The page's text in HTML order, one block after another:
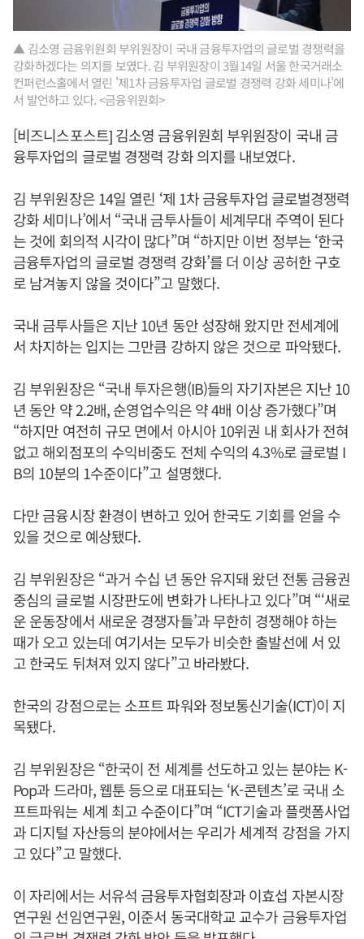
▲ 김소영 금융위원회 부위원장이 국내 금융투자업의 글로벌 경쟁력을
강화하겠다는 의지를 보였다. 김 부위원장이 3월14일 서울 한국거래소
컨퍼런스홀에서 열린 '제1차 금융투자업 글로벌 경쟁력 강화 세미나'에
서 발언하고 있다. <금융위원회>
[비즈니스포스트] 김소영 금융위원회 부위원장이 국내 금
융투자업의 글로벌 경쟁력 강화 의지를 내보였다.
김 부위원장은 14일 열린 ‘제 1차 금융투자업 글로벌경쟁력
강화 세미나’에서 “국내 금투사들이 세계무대 주역이 된다
는 것에 회의적 시각이 많다”며 “하지만 이번 정부는 ‘한국
금융투자업의 글로벌 경쟁력 강화’를 더 이상 공허한 구호
로 남겨놓지 않을 것이다”고 말했다.
국내 금투사들은 지난 10년 동안 성장해 왔지만 전세계에
서 차지하는 입지는 그만큼 강하지 않은 것으로 파악됐다.
김 부위원장은 “국내 투자은행(IB)들의 자기자본은 지난 10
년 동안 약 2.2배, 순영업수익은 약 4배 이상 증가했다”며
“하지만 여전히 규모 면에서 아시아 10위권 내 회사가 전혀
없고 해외점포의 수익비중도 전체 수익의 4.3%로 글로벌 I
B의 10분의 1수준이다”고 설명했다.
다만 금융시장 환경이 변하고 있어 한국도 기회를 얻을 수
있을 것으로 예상됐다.
김 부위원장은 “과거 수십 년 동안 유지돼 왔던 전통 금융권
중심의 글로벌 시장판도에 변화가 나타나고 있다”며 “‘새로
운 운동장에서 새로운 경쟁자들’과 무한히 경쟁해야 하는
때가 오고 있는데 여기서는 모두가 비슷한 출발선에 서 있
고 한국도 뒤쳐져 있지 않다”고 바라봤다.
한국의 강점으로는 소프트 파워와 정보통신기술(ICT)이 지
목됐다.
김 부위원장은 “한국이 전 세계를 선도하고 있는 분야는 K-
Pop과 드라마, 웹툰 등으로 대표되는 ‘K-콘텐츠’로 국내 소
프트파워는 세계 최고 수준이다”며 “ICT기술과 플랫폼사업
과 디지털 자산등의 분야에서는 우리가 세계적 강점을 가지
고 있다”고 말했다.
이 자리에서는 서유석 금융투자협회장과 이효섭 자본시장
연구원 선임연구원, 이준서 동국대학교 교수가 금융투자업